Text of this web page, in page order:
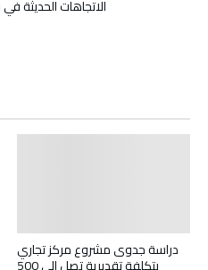
الاتجاهات الحديثة
دراسة جدوى مشروع مركز تجاري